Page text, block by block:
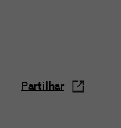
Partilhar